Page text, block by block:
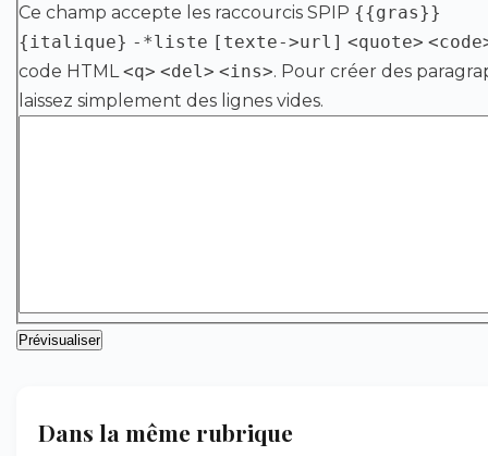
Ce champ accepte les raccourcis SPIP {{gras}}
{italique} -*liste [texte->url] <quote>
code HTML<q> <del> <ins>. Pour créer des
laissez simplement des lignes vides.
Dans la même rubrique